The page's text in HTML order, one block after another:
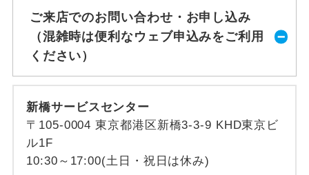
ご来店でのお問い合わせ・お申し込み
（混雑時は便利なウェブ申込みをご利用
ください）
新橋サービスセンター
〒105-0004 東京都港区新橋3-3-9 KHD東京ビ
ル1F
10:30～17:00(土日・祝日は休み)